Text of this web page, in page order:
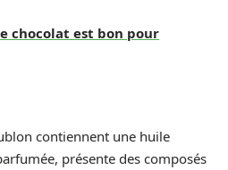
chocolat est bon pour
contiennent une huile
présente des composés